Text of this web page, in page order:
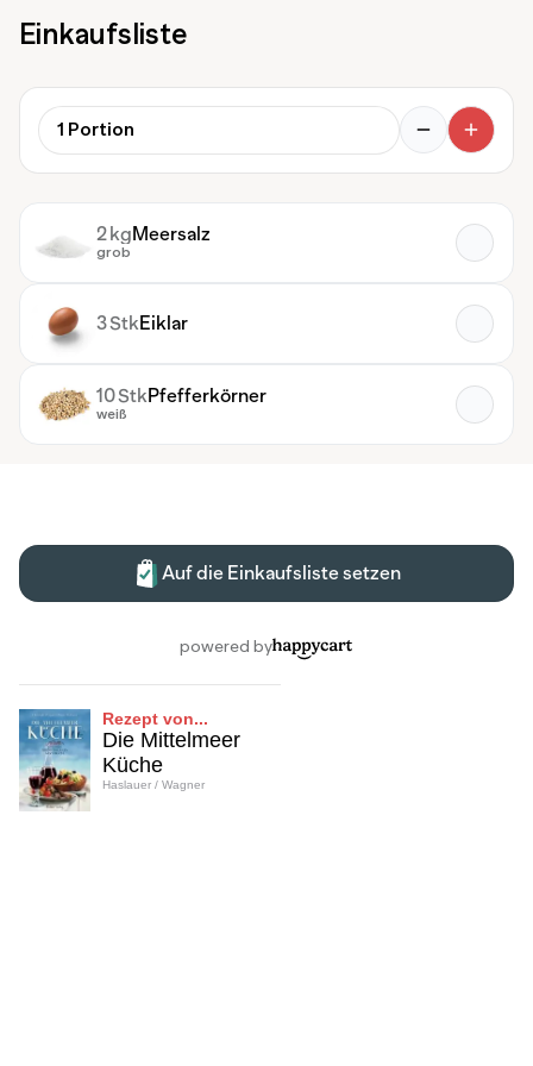
Rezept von...
Die Mittelmeer
Küche
Haslauer / Wagner